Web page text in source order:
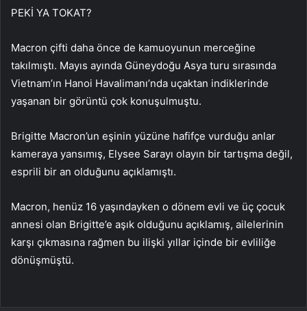
PEKİ YA TOKAT?
Macron çifti daha önce de kamuoyunun merceğine
takılmıştı. Mayıs ayında Güneydoğu Asya turu sırasında
Vietnam’ın Hanoi Havalimanı’nda uçaktan indiklerinde
yaşanan bir görüntü çok konuşulmuştu.
Brigitte Macron’un eşinin yüzüne hafifçe vurduğu anlar
kameraya yansımış, Elysee Sarayı olayın bir tartışma değil,
esprili bir an olduğunu açıklamıştı.
Macron, henüz 16 yaşındayken o dönem evli ve üç çocuk
annesi olan Brigitte’e aşık olduğunu açıklamış, ailelerinin
karşı çıkmasına rağmen bu ilişki yıllar içinde bir evliliğe
dönüşmüştü.